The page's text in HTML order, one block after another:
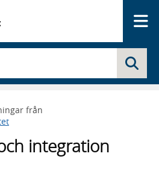
från
integration